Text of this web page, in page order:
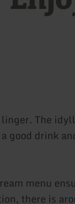
The
good drink
menu
there is